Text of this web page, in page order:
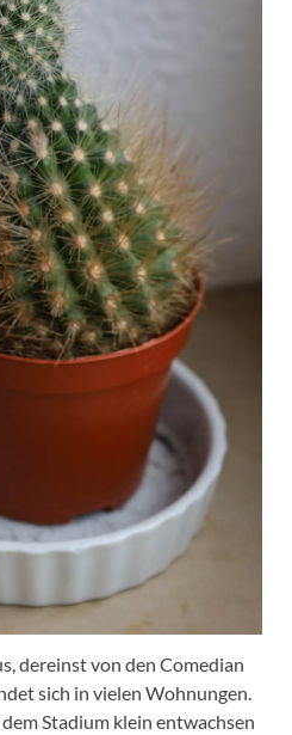
dereinst von den Comedian
sich in vielen Wohnungen.
Stadium klein entwachsen